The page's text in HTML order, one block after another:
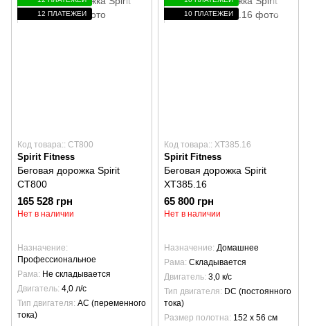
12 ПЛАТЕЖЕЙ
Код товара:: CT800
Spirit Fitness
Беговая дорожка Spirit
CT800
165 528 грн
Нет в наличии
Назначение
Профессиональное
Рама Не складывается
Двигатель 4,0 л/с
Тип двигателя AC (переменного
тока)
10 ПЛАТЕЖЕЙ
Код товара:: XT385.16
Spirit Fitness
Беговая дорожка Spirit
XT385.16
65 800 грн
Нет в наличии
Назначение Домашнее
Рама Складывается
Двигатель 3,0 к/с
Тип двигателя
DC (постоянного
тока)
Размер полотна 152 х 56 см